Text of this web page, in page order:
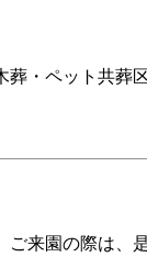
・ペット共葬
来園の際は、